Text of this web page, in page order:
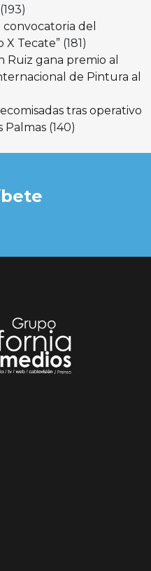
(193)
del
X Tecate” (181)
Ruiz gana premio al
de Pintura al
tras operativo
Palmas (140)